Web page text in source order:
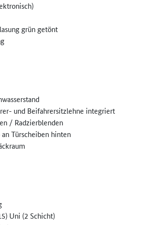
grün getönt
und Beifahrersitzlehne integriert
/ Radzierblenden
Türscheiben hinten
Uni (2 Schicht)